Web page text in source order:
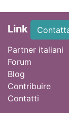
Link
Partner italiani
Forum
Blog
Contribuire
Contatti